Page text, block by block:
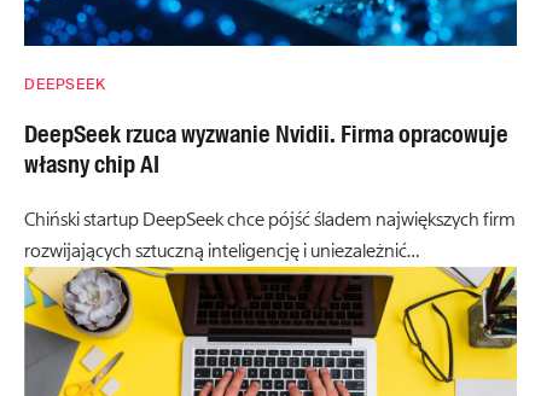
DEEPSEEK
DeepSeek rzuca wyzwanie Nvidii. Firma opracowuje
własny chip AI
Chiński startup DeepSeek chce pójść śladem największych firm
rozwijających sztuczną inteligencję i uniezależnić…